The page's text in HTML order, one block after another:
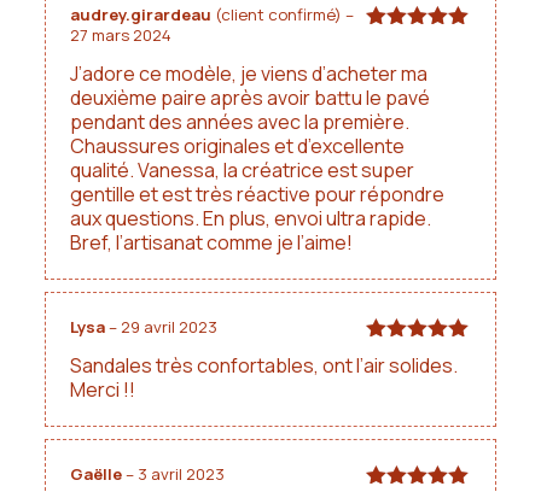
5
audrey.girardeau (client confirmé) –
27 mars 2024
J’adore ce modèle, je viens d’acheter ma
deuxième paire après avoir battu le pavé
pendant des années avec la première.
Chaussures originales et d’excellente
qualité. Vanessa, la créatrice est super
gentille et est très réactive pour répondre
aux questions. En plus, envoi ultra rapide.
Bref, l’artisanat comme je l’aime!
Note5 sur
5
Lysa– 29 avril 2023
Sandales très confortables, ont l’air solides.
Merci !!
Gaëlle– 3 avril 2023